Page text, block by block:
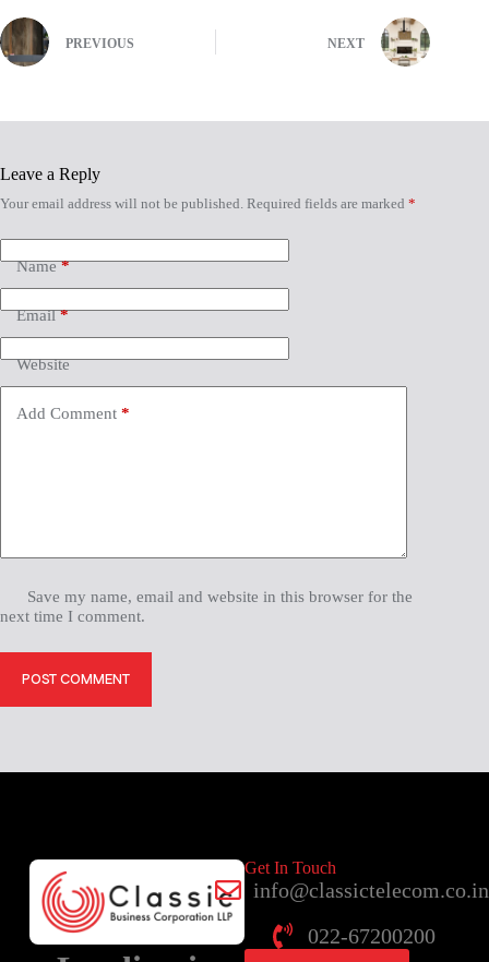
PREVIOUS NEXT
Leave a Reply
Your email address will not be published. Required fields are marked *
Name*
Email*
Website
Add Comment *
Save my name, email and website in this browser for the
next time I comment.
POST COMMENT
Get In Touch
info@classictelecom.co.in
022-67200200